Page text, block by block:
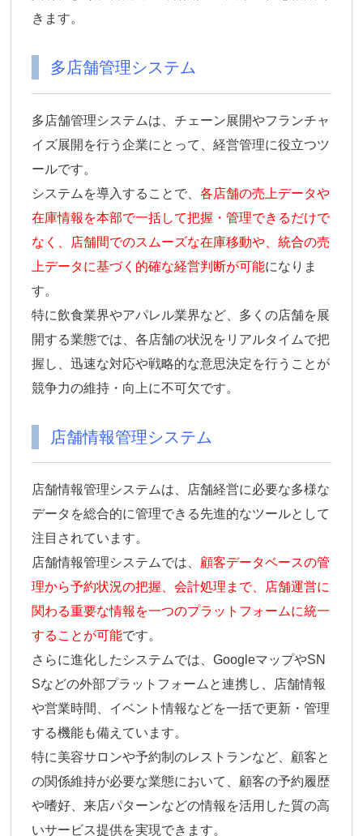
きます。
多店舗管理システム
多店舗管理システムは、チェーン展開やフランチャ
イズ展開を行う企業にとって、経営管理に役立つツ
ールです。
システムを導入することで、各店舗の売上データや
在庫情報を本部で一括して把握・管理できるだけで
なく、店舗間でのスムーズな在庫移動や、統合の売
上データに基づく的確な経営判断が可能になりま
す。
特に飲食業界やアパレル業界など、多くの店舗を展
開する業態では、各店舗の状況をリアルタイムで把
握し、迅速な対応や戦略的な意思決定を行うことが
競争力の維持・向上に不可欠です。
店舗情報管理システム
店舗情報管理システムは、店舗経営に必要な多様な
データを総合的に管理できる先進的なツールとして
注目されています。
店舗情報管理システムでは、 顧客データベースの管
理から予約状況の把握、会計処理まで、店舗運営に
関わる重要な情報を一つのプラットフォームに統一
することが可能です。
さらに進化したシステムでは、GoogleマップやSN
Sなどの外部プラットフォームと連携し、店舗情報
や営業時間、イベント情報などを一括で更新・管理
する機能も備えています。
特に美容サロンや予約制のレストランなど、顧客と
の関係維持が必要な業態において、顧客の予約履歴
や嗜好、来店パターンなどの情報を活用した質の高
いサービス提供を実現できます。